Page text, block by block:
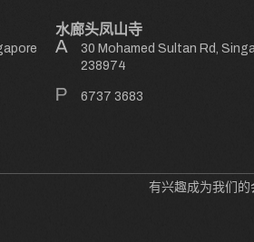
水廊头凤山寺
30 Mohamed Sultan Rd,
238974
6737 3683
有兴趣成为我们的